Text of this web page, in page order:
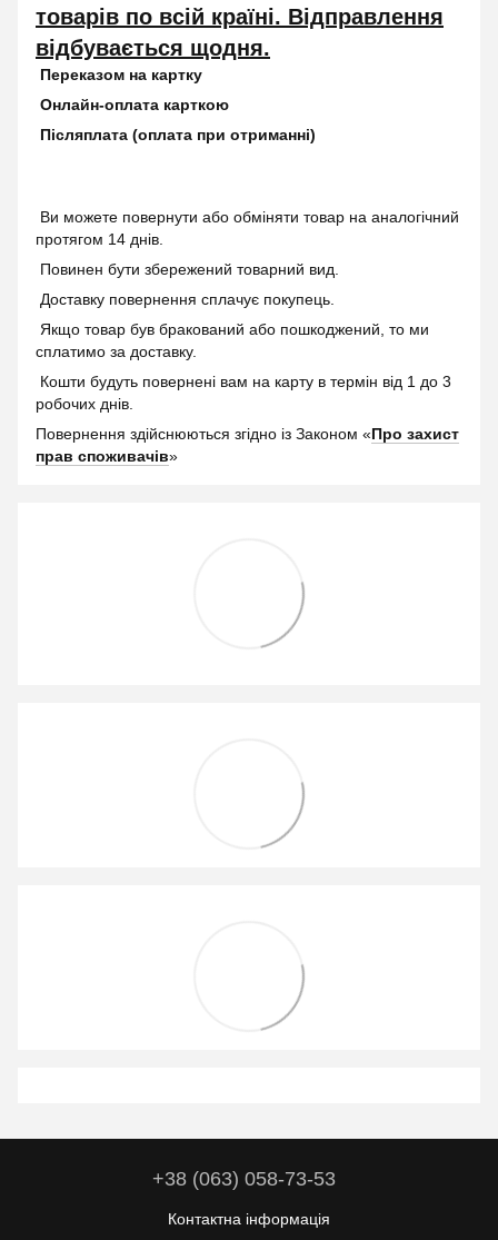
товарів по всій країні. Відправлення
відбувається щодня.
Переказом на картку
Онлайн-оплата карткою
Післяплата (оплата при отриманні)
Ви можете повернути або обміняти товар на аналогічний
протягом 14 днів.
Повинен бути збережений товарний вид.
Доставку повернення сплачує покупець.
Якщо товар був бракований або пошкоджений, то ми
сплатимо за доставку.
Кошти будуть повернені вам на карту в термін від 1 до 3
робочих днів.
Повернення здійснюються згідно із Законом «Про захист
прав споживачів»
+38 (063) 058-73-53
Контактна інформація